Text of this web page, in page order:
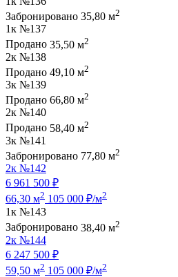
Забронировано 35,80 м2
1к №137
Продано 35,50 м2
2к №138
Продано 49,10 м2
3к №139
Продано 66,80 м2
2к №140
Продано 58,40 м2
3к №141
Забронировано 77,80 м2
2к №142
6 961 500 ₽
66,30 м2 105 000 ₽/м2
1к №143
Забронировано 38,40 м2
2к №144
6 247 500 ₽
59,50 м2 105 000 ₽/м2